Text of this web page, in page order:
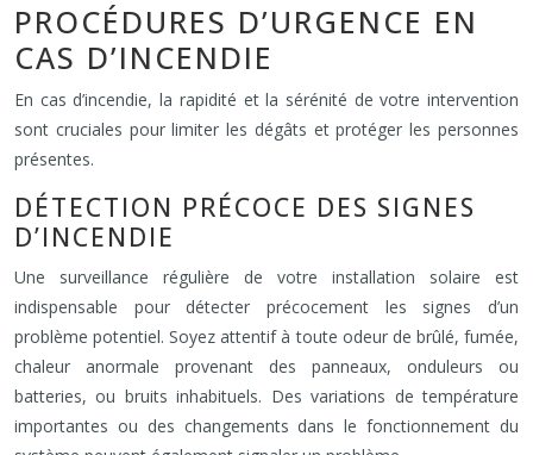
PROCÉDURES D’URGENCE EN
CAS D’INCENDIE
En cas d’incendie, la rapidité et la sérénité de votre intervention
sont cruciales pour limiter les dégâts et protéger les personnes
présentes.
DÉTECTION PRÉCOCE DES SIGNES
D’INCENDIE
Une surveillance régulière de votre installation solaire est
indispensable pour détecter précocement les signes d’un
problème potentiel. Soyez attentif à toute odeur de brûlé, fumée,
chaleur anormale provenant des panneaux, onduleurs ou
batteries, ou bruits inhabituels. Des variations de température
importantes ou des changements dans le fonctionnement du